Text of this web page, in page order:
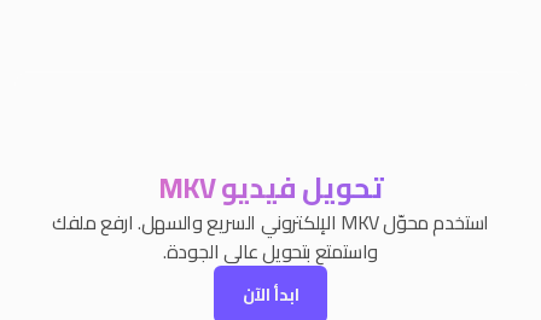
تحويل فيديو MKV
استخدم محوّل MKV الإلكتروني السريع والسهل. ارفع ملفك
واستمتع بتحويل عالي الجودة.
ابدأ الآن